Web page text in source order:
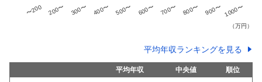
平均年収ランキングを見る
平均年収 中央値 順位